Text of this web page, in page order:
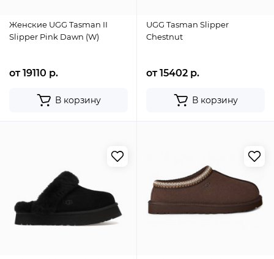
Женские UGG Tasman II
Slipper Pink Dawn (W)
от 19110 р.
В корзину
UGG Tasman Slipper
Chestnut
от 15402 р.
В корзину